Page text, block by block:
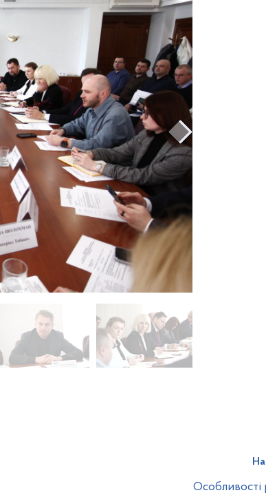
Особливості